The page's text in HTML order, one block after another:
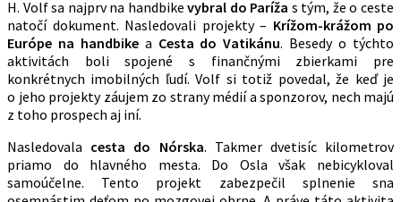
H. Volf sa najprv na handbikevybral do Paríža s tým, že o ceste
natočí dokument. Nasledovali projekty – Krížom-krážom po
Európe na handbikea Cesta do Vatikánu. Besedy o týchto
aktivitách boli spojené s finančnými zbierkami pre
konkrétnych imobilných ľudí. Volf si totiž povedal, že keď je
o jeho projekty záujem zo strany médií a sponzorov, nech majú
z toho prospech aj iní.
Nasledovala cesta do Nórska. Takmer dvetisíc kilometrov
priamo do hlavného mesta. Do Osla však nebicykloval
samoúčelne. Tento projekt zabezpečil splnenie sna